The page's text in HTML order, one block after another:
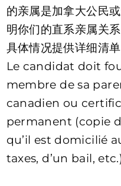
的亲属是加拿大公民
明你们的直系亲属关
具体情况提供详细清单
Le candidat doit
membre de sa
canadien ou
permanent (copie
qu’il est domicilié
taxes, d’un bail,